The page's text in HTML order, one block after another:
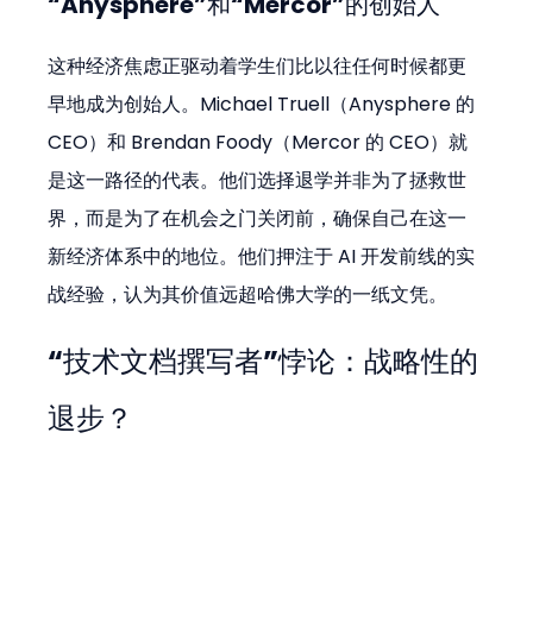
这种经济焦虑正驱动着学生们比以往任何时候都更
早地成为创始人。Michael Truell（Anysphere 的
CEO）和 Brendan Foody（Mercor 的 CEO）就
是这一路径的代表。他们选择退学并非为了拯救世
界，而是为了在机会之门关闭前，确保自己在这一
新经济体系中的地位。他们押注于 AI 开发前线的实
战经验，认为其价值远超哈佛大学的一纸文凭。
“技术文档撰写者”悖论：战略性的
退步？